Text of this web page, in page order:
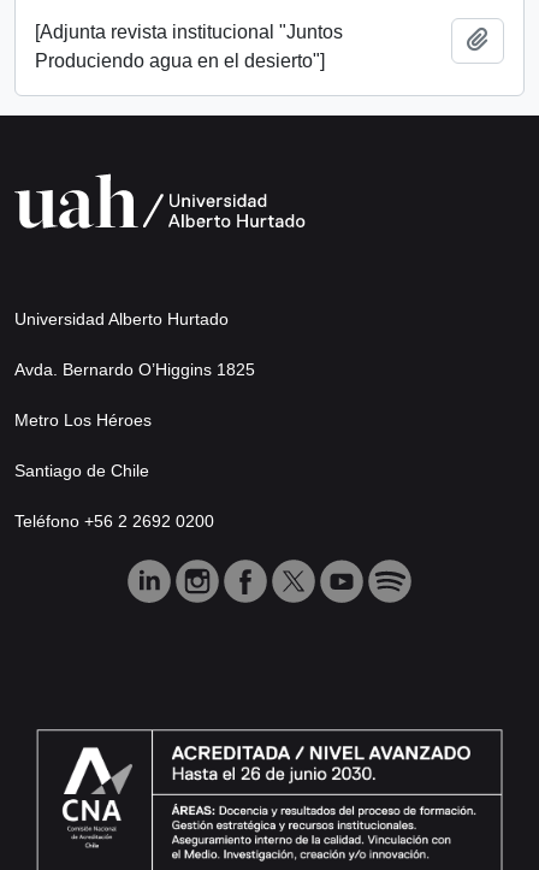
[Adjunta revista institucional "Juntos
Produciendo agua en el desierto"]
Universidad Alberto Hurtado
Avda. Bernardo O’Higgins 1825
Metro Los Héroes
Santiago de Chile
Teléfono +56 2 2692 0200